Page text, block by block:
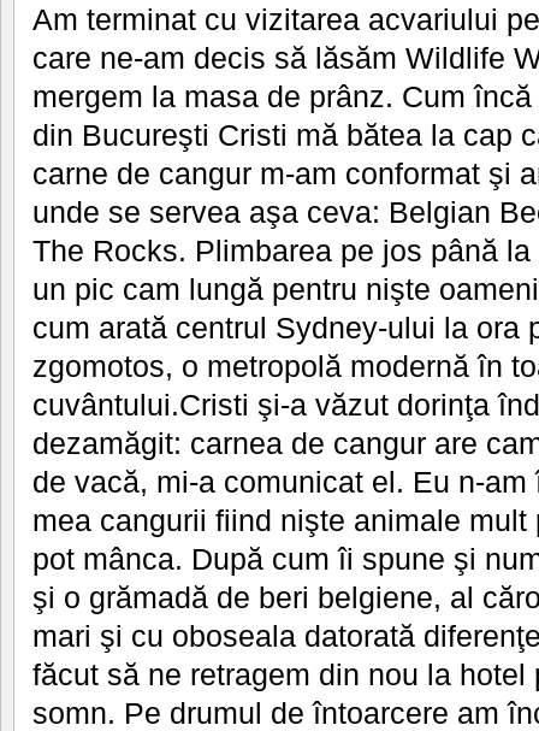
Am terminat cu vizitarea acvariului
care ne-am decis să lăsăm Wildlife
mergem la masa de prânz. Cum
din Bucureşti Cristi mă bătea la cap
carne de cangur m-am conformat şi
unde se servea aşa ceva: Belgian
The Rocks. Plimbarea pe jos până
un pic cam lungă pentru nişte
cum arată centrul Sydney-ului la ora
zgomotos, o metropolă modernă în
cuvântului.Cristi şi-a văzut dorinţa
dezamăgit: carnea de cangur are
de vacă, mi-a comunicat el. Eu n-
mea cangurii fiind nişte animale
pot mânca. După cum îi spune şi
şi o grămadă de beri belgiene, al
mari şi cu oboseala datorată
făcut să ne retragem din nou la hotel
somn. Pe drumul de întoarcere am